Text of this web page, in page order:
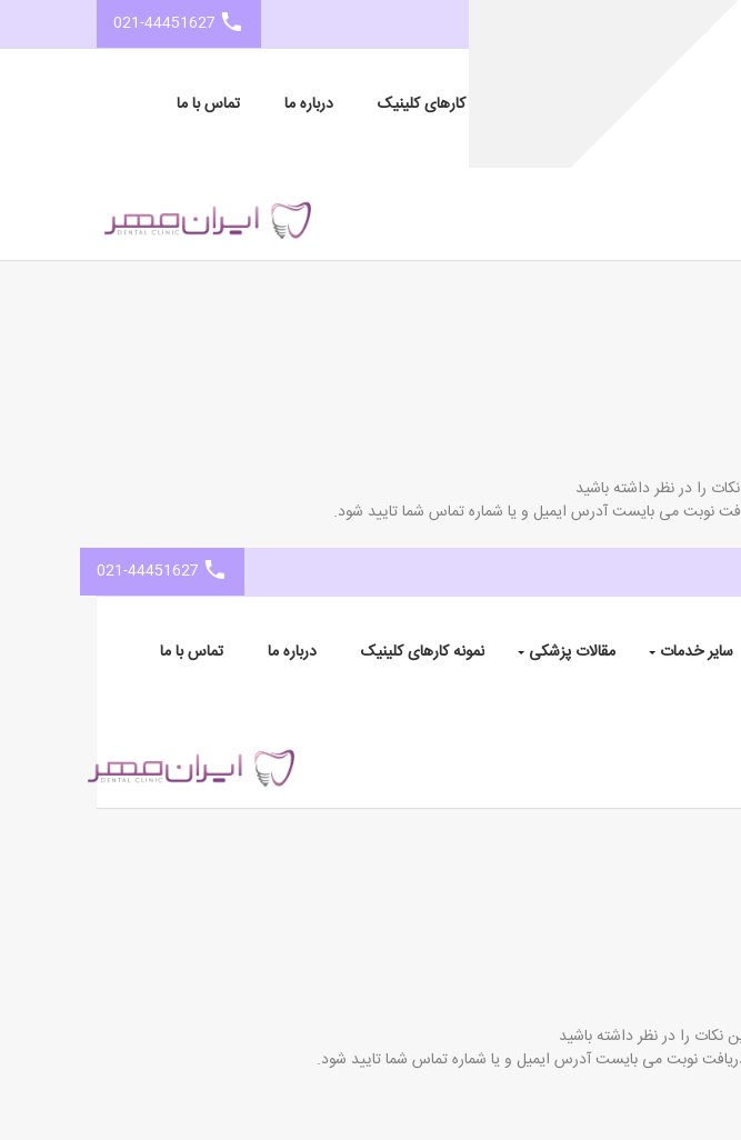
021-44451627
نمونه کارهای کلینیک درباره ما تماس با ما
را در نظر داشته باشید
نوبت می بایست آدرس ایمیل و یا شماره تماس شما تایید شود.
021-44451627
سایر خدمات مقالات پزشکی نمونه کارهای کلینیک درباره ما تماس با ما
نکات را در نظر داشته باشید
نوبت می بایست آدرس ایمیل و یا شماره تماس شما تایید شود.